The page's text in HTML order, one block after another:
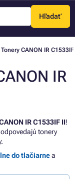
Hľadať
Menu
Tonery CANON IR C1533IF
IR
IR C1533IF II!
tonery
do tlačiarnea